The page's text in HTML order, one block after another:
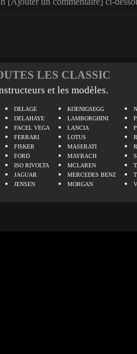
LES CLASSIC
et les modèles.
DELAGE
DELAHAYE
FACEL VEGA
FERRARI
FISKER
FORD
ISO RIVOLTA
JAGUAR
JENSEN
KOENIGSEGG
LAMBORGHINI
LANCIA
LOTUS
MASERATI
MAYBACH
MCLAREN
MERCEDES BENZ
MORGAN